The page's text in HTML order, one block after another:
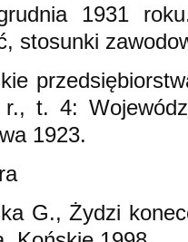
1931
stosunki
t. 4:
1923.
G., Żydzi